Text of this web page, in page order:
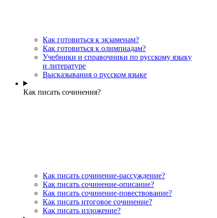
Как готовиться к экзаменам?
Как готовиться к олимпиадам?
Учебники и справочники по русскому языку
и литературе
Высказывания о русском языке
Как писать сочинения?
Как писать сочинение-рассуждение?
Как писать сочинение-описание?
Как писать сочинение-повествование?
Как писать итоговое сочинение?
Как писать изложение?